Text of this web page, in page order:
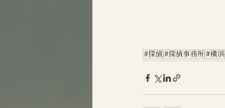
#探偵 #探偵事務所 #横浜